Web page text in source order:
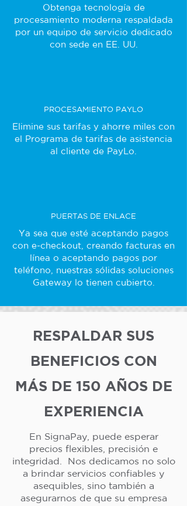
Obtenga tecnología de
procesamiento moderna respaldada
por un equipo de servicio dedicado
con sede en EE. UU.
PROCESAMIENTO PAYLO
Elimine sus tarifas y ahorre miles con
el Programa de tarifas de asistencia
al cliente de PayLo.
PUERTAS DE ENLACE
Ya sea que esté aceptando pagos
con e-checkout, creando facturas en
línea o aceptando pagos por
teléfono, nuestras sólidas soluciones
Gateway lo tienen cubierto.
RESPALDAR SUS
BENEFICIOS CON
MÁS DE 150 AÑOS DE
EXPERIENCIA
En SignaPay, puede esperar
precios flexibles, precisión e
integridad. Nos dedicamos no solo
a brindar servicios confiables y
asequibles, sino también a
asegurarnos de que su empresa